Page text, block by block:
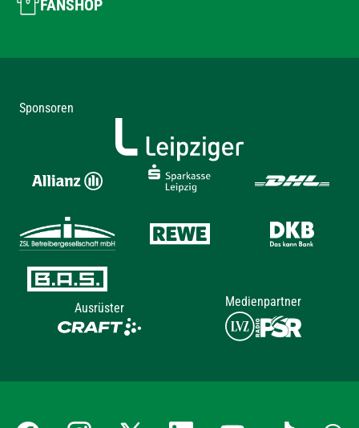
FANSHOP
Sponsoren
Ausrüster Medienpartner